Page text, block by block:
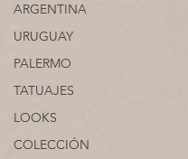
ARGENTINA
URUGUAY
PALERMO
TATUAJES
LOOKS
COLECCIÓN